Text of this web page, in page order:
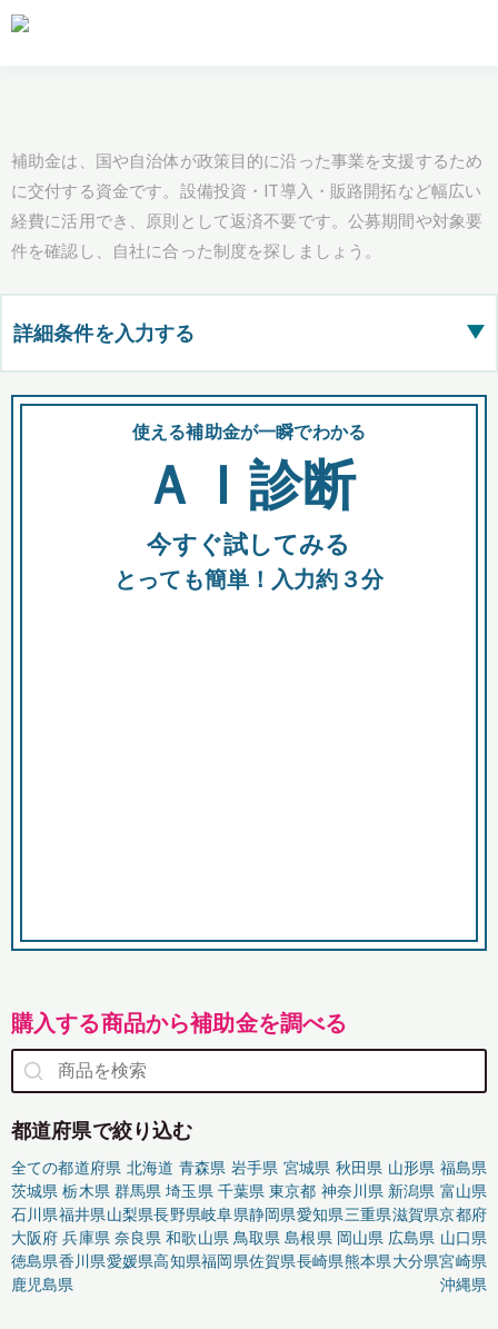
補助金は、国や自治体が政策目的に沿った事業を支援するため
に交付する資金です。設備投資・IT導入・販路開拓など幅広い
経費に活用でき、原則として返済不要です。公募期間や対象要
件を確認し、自社に合った制度を探しましょう。
詳細条件を入力する ▶
都道府県
全国の検索結果を含めて表示
助成金 融資 出資
使える補助金が一瞬でわかる
ＡＩ診断
今すぐ試してみる
とっても簡単！入力約３分
購入する商品から補助金を調べる
都道府県で絞り込む
全ての都道府県 北海道 青森県 岩手県 宮城県 秋田県 山形県 福島県
茨城県 栃木県 群馬県 埼玉県 千葉県 東京都 神奈川県 新潟県 富山県
石川県福井県山梨県長野県岐阜県静岡県愛知県三重県滋賀県京都府
大阪府 兵庫県 奈良県 和歌山県 鳥取県 島根県 岡山県 広島県 山口県
徳島県香川県愛媛県高知県福岡県佐賀県長崎県熊本県大分県宮崎県
鹿児島県
沖縄県